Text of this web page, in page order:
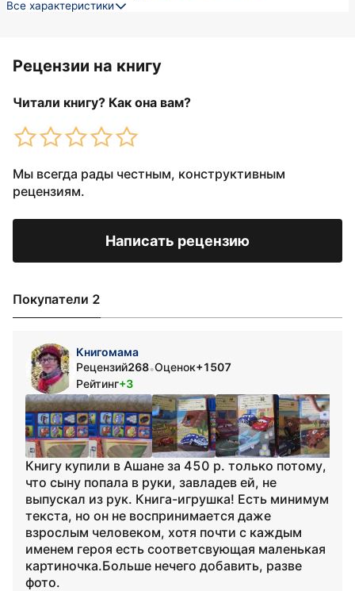
Все характеристики
Рецензии на книгу
Читали книгу? Как она вам?
Мы всегда рады честным, конструктивным
рецензиям.
Написать рецензию
Покупатели 2
Книгомама
Рецензий268•Оценок+1507
Рейтинг+3
Книгу купили в Ашане за 450 р. только потому,
что сыну попала в руки, завладев ей, не
выпускал из рук. Книга-игрушка! Есть минимум
текста, но он не воспринимается даже
взрослым человеком, хотя почти с каждым
именем героя есть соответсвующая маленькая
картиночка.Больше нечего добавить, разве
фото.